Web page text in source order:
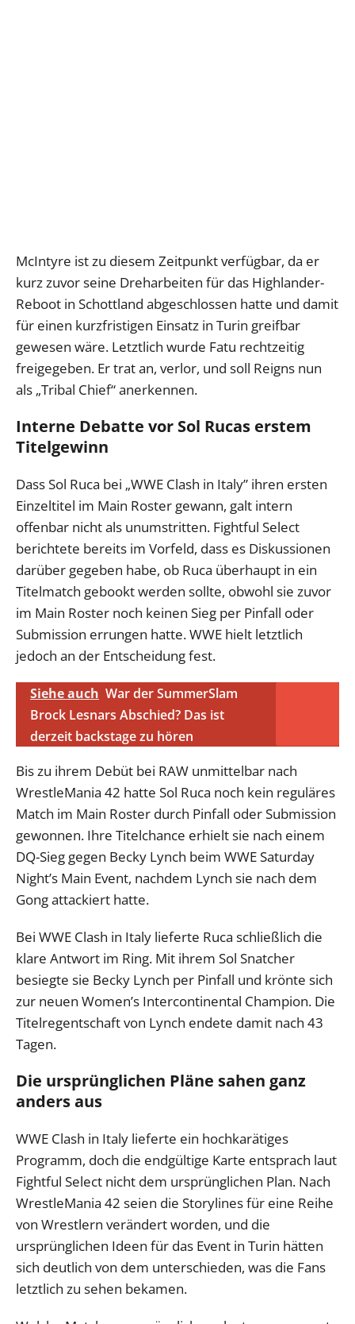
McIntyre ist zu diesem Zeitpunkt verfügbar, da er
kurz zuvor seine Dreharbeiten für das Highlander-
Reboot in Schottland abgeschlossen hatte und damit
für einen kurzfristigen Einsatz in Turin greifbar
gewesen wäre. Letztlich wurde Fatu rechtzeitig
freigegeben. Er trat an, verlor, und soll Reigns nun
als „Tribal Chief“ anerkennen.
Interne Debatte vor Sol Rucas erstem
Titelgewinn
Dass Sol Ruca bei „WWE Clash in Italy” ihren ersten
Einzeltitel im Main Roster gewann, galt intern
offenbar nicht als unumstritten. Fightful Select
berichtete bereits im Vorfeld, dass es Diskussionen
darüber gegeben habe, ob Ruca überhaupt in ein
Titelmatch gebookt werden sollte, obwohl sie zuvor
im Main Roster noch keinen Sieg per Pinfall oder
Submission errungen hatte. WWE hielt letztlich
jedoch an der Entscheidung fest.
Siehe auch War der SummerSlam
Brock Lesnars Abschied? Das ist
derzeit backstage zu hören
Bis zu ihrem Debüt bei RAW unmittelbar nach
WrestleMania 42 hatte Sol Ruca noch kein reguläres
Match im Main Roster durch Pinfall oder Submission
gewonnen. Ihre Titelchance erhielt sie nach einem
DQ-Sieg gegen Becky Lynch beim WWE Saturday
Night’s Main Event, nachdem Lynch sie nach dem
Gong attackiert hatte.
Bei WWE Clash in Italy lieferte Ruca schließlich die
klare Antwort im Ring. Mit ihrem Sol Snatcher
besiegte sie Becky Lynch per Pinfall und krönte sich
zur neuen Women’s Intercontinental Champion. Die
Titelregentschaft von Lynch endete damit nach 43
Tagen.
Die ursprünglichen Pläne sahen ganz
anders aus
WWE Clash in Italy lieferte ein hochkarätiges
Programm, doch die endgültige Karte entsprach laut
Fightful Select nicht dem ursprünglichen Plan. Nach
WrestleMania 42 seien die Storylines für eine Reihe
von Wrestlern verändert worden, und die
ursprünglichen Ideen für das Event in Turin hätten
sich deutlich von dem unterschieden, was die Fans
letztlich zu sehen bekamen.